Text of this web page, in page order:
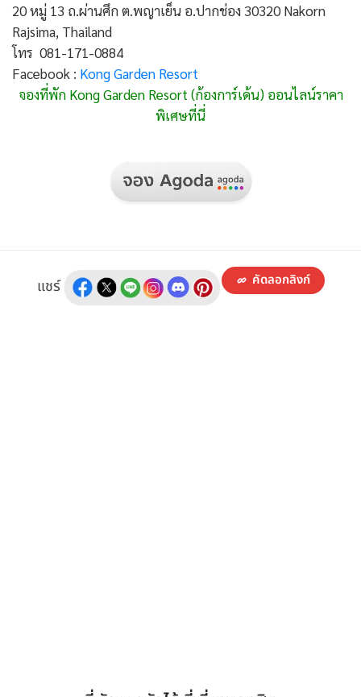
20 หมู่ 13 ถ.ผ่านศึก ต.พญาเย็น อ.ปากช่อง 30320 Nakorn
Rajsima, Thailand
โทร 081-171-0884
Facebook : Kong Garden Resort
จองที่พัก Kong Garden Resort (ก้องการ์เด้น) ออนไลน์ราคา
พิเศษที่นี่
แชร์ คัดลอกลิงก์